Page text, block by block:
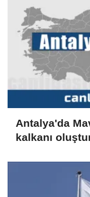
Antalya'da
kalkanı